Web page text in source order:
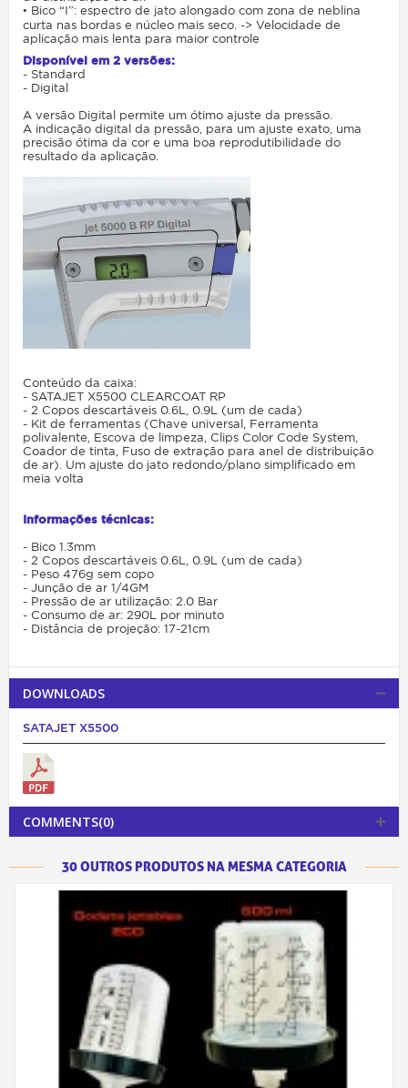
• Bico “I”: espectro de jato alongado com zona de neblina
curta nas bordas e núcleo mais seco. -> Velocidade de
aplicação mais lenta para maior controle
Disponível em 2 versões:
- Standard
- Digital
A versão Digital permite um ótimo ajuste da pressão.
A indicação digital da pressão, para um ajuste exato, uma
precisão ótima da cor e uma boa reprodutibilidade do
resultado da aplicação.
Conteúdo da caixa:
- SATAJET X5500 CLEARCOAT RP
- 2 Copos descartáveis 0.6L, 0.9L (um de cada)
- Kit de ferramentas (Chave universal, Ferramenta
polivalente, Escova de limpeza, Clips Color Code System,
Coador de tinta, Fuso de extração para anel de distribuição
de ar). Um ajuste do jato redondo/plano simplificado em
meia volta
Informações técnicas:
- Bico 1.3mm
- 2 Copos descartáveis 0.6L, 0.9L (um de cada)
- Peso 476g sem copo
- Junção de ar 1/4GM
- Pressão de ar utilização: 2.0 Bar
- Consumo de ar: 290L por minuto
- Distância de projeção: 17-21cm
DOWNLOADS
SATAJET X5500
COMMENTS(0)
30 OUTROS PRODUTOS NA MESMA CATEGORIA